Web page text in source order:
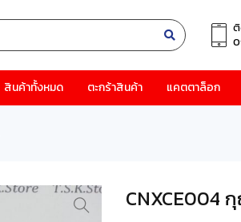
สินค้าทั้งหมด ตะกร้าสินค้า แคตตาล็อก
CNXCE004